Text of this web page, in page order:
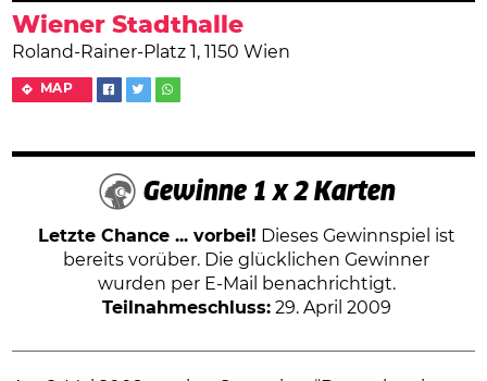
Wiener Stadthalle
Roland-Rainer-Platz 1, 1150 Wien
MAP
Gewinne 1 x 2 Karten
Letzte Chance ... vorbei! Dieses Gewinnspiel ist
bereits vorüber. Die glücklichen Gewinner
wurden per E-Mail benachrichtigt.
Teilnahmeschluss:29. April 2009